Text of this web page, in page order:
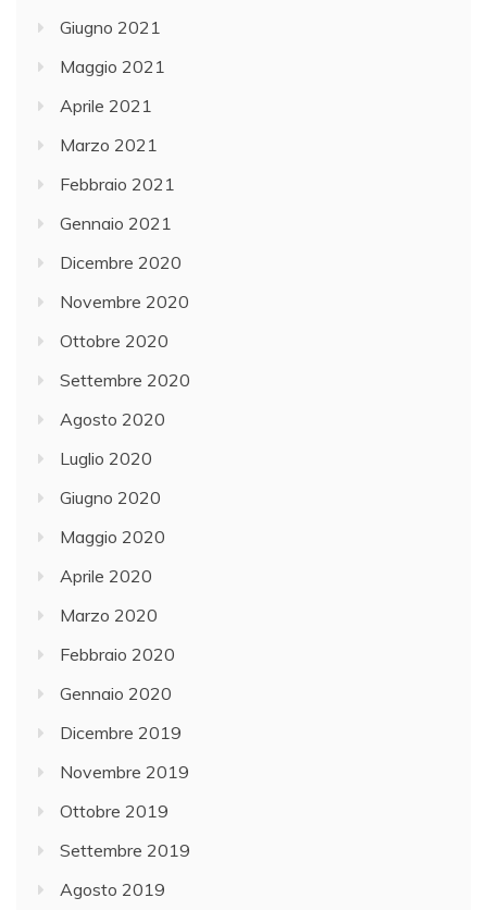
Giugno 2021
Maggio 2021
Aprile 2021
Marzo 2021
Febbraio 2021
Gennaio 2021
Dicembre 2020
Novembre 2020
Ottobre 2020
Settembre 2020
Agosto 2020
Luglio 2020
Giugno 2020
Maggio 2020
Aprile 2020
Marzo 2020
Febbraio 2020
Gennaio 2020
Dicembre 2019
Novembre 2019
Ottobre 2019
Settembre 2019
Agosto 2019